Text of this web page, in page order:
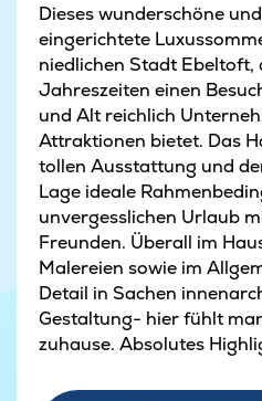
Dieses wunderschöne
eingerichtete
niedlichen Stadt Ebeltoft,
Jahreszeiten einen
und Alt reichlich
Attraktionen bietet. Das
tollen Ausstattung und
Lage ideale
unvergesslichen Urlaub
Freunden. Überall im
Malereien sowie im
Detail in Sachen
Gestaltung- hier fühlt
zuhause. Absolutes